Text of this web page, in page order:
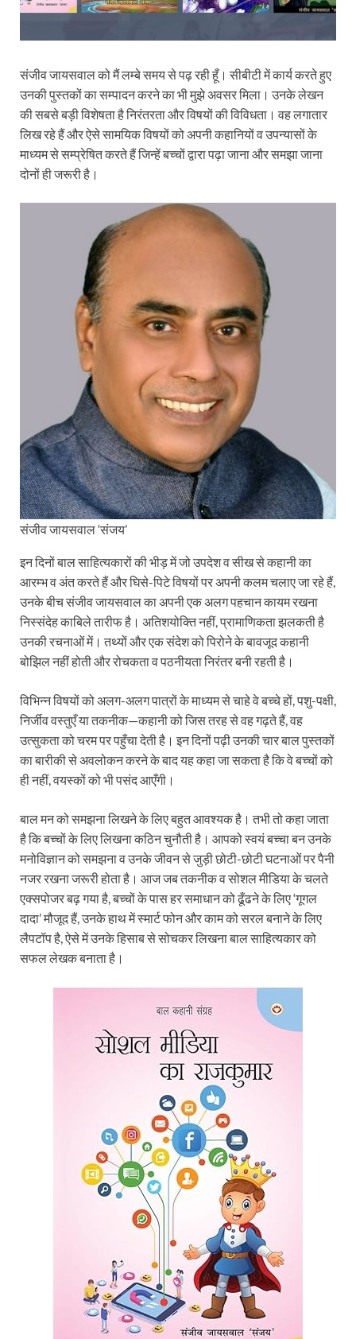
संजीव जायसवाल को मैं लम्बे समय से पढ़ रही हूँ। सीबीटी में कार्य करते हुए
उनकी पुस्तकों का सम्पादन करने का भी मुझे अवसर मिला। उनके लेखन
की सबसे बड़ी विशेषता है निरंतरता और विषयों की विविधता। वह लगातार
लिख रहे हैं और ऐसे सामयिक विषयों को अपनी कहानियों व उपन्यासों के
माध्यम से सम्प्रेषित करते हैं जिन्हें बच्चों द्वारा पढ़ा जाना और समझा जाना
दोनों ही जरूरी है।
संजीव जायसवाल ‘संजय’
इन दिनों बाल साहित्यकारों की भीड़ में जो उपदेश व सीख से कहानी का
आरम्भ व अंत करते हैं और घिसे-पिटे विषयों पर अपनी कलम चलाए जा रहे हैं,
उनके बीच संजीव जायसवाल का अपनी एक अलग पहचान कायम रखना
निस्संदेह काबिले तारीफ है। अतिशयोक्ति नहीं, प्रामाणिकता झलकती है
उनकी रचनाओं में। तथ्यों और एक संदेश को पिरोने के बावजूद कहानी
बोझिल नहीं होती और रोचकता व पठनीयता निरंतर बनी रहती है।
विभिन्न विषयों को अलग-अलग पात्रों के माध्यम से चाहे वे बच्चे हों, पशु-पक्षी,
निर्जीव वस्तुएँ या तकनीक—कहानी को जिस तरह से वह गढ़ते हैं, वह
उत्सुकता को चरम पर पहुँचा देती है। इन दिनों पढ़ी उनकी चार बाल पुस्तकों
का बारीकी से अवलोकन करने के बाद यह कहा जा सकता है कि वे बच्चों को
ही नहीं, वयस्कों को भी पसंद आएँगी।
बाल मन को समझना लिखने के लिए बहुत आवश्यक है। तभी तो कहा जाता
है कि बच्चों के लिए लिखना कठिन चुनौती है। आपको स्वयं बच्चा बन उनके
मनोविज्ञान को समझना व उनके जीवन से जुड़ी छोटी-छोटी घटनाओं पर पैनी
नजर रखना जरूरी होता है। आज जब तकनीक व सोशल मीडिया के चलते
एक्सपोजर बढ़ गया है, बच्चों के पास हर समाधान को ढूँढने के लिए ‘गूगल
दादा’ मौजूद हैं, उनके हाथ में स्मार्ट फोन और काम को सरल बनाने के लिए
लैपटॉप है, ऐसे में उनके हिसाब से सोचकर लिखना बाल साहित्यकार को
सफल लेखक बनाता है।